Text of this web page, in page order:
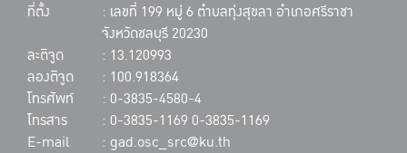
ที่ตั้ง
: เลขที่ 199 หมู่ 6 ตำบลทุ่งสุขลา อำเภอศรีราชา
จังหวัดชลบุรี 20230
ละติจูด
: 13.120993
ลองติจูด
: 100.918364
โทรศัพท์
: 0-3835-4580-4
โทรสาร
: 0-3835-1169 0-3835-1169
E-mail
: gad.osc_src@ku.th